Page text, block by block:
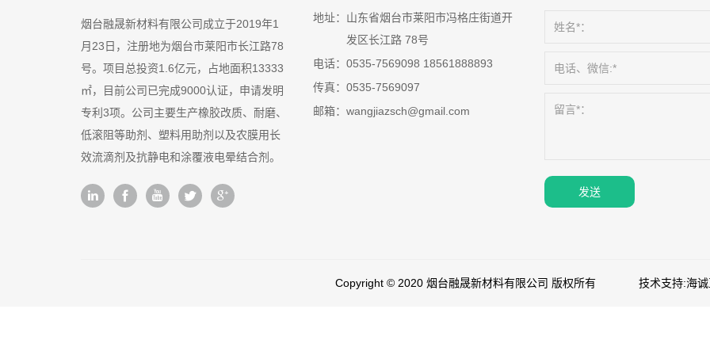
烟台融晟新材料有限公司成立于2019年1
月23日，注册地为烟台市莱阳市长江路78
号。项目总投资1.6亿元，占地面积13333
㎡，目前公司已完成9000认证，申请发明
专利3项。公司主要生产橡胶改质、耐磨、
低滚阻等助剂、塑料用助剂以及农膜用长
效流滴剂及抗静电和涂覆液电晕结合剂。
地址： 山东省烟台市莱阳市冯格庄街道开
发区长江路 78号
电话： 0535-7569098 18561888893
传真： 0535-7569097
邮箱： wangjiazsch@gmail.com
发送
Copyright © 2020 烟台融晟新材料有限公司 版权所有 技术支持:海